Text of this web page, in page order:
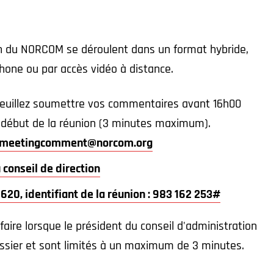
NORCOM se déroulent dans un format hybride,
ou par accès vidéo à distance.
soumettre vos commentaires avant 16h00
de la réunion (3 minutes maximum).
meetingcomment@norcom.org
conseil de direction
identifiant de la réunion : 983 162 253#
lorsque le président du conseil d'administration
et sont limités à un maximum de 3 minutes.